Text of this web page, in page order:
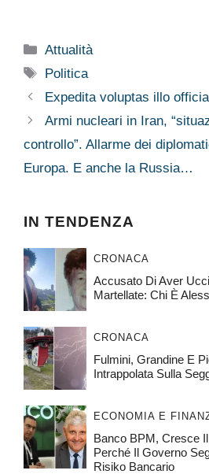
Categorie
Attualità
Tag
Politica
Expedita voluptas illo
Armi nucleari in Iran,
controllo”. Allarme dei
Europa. E anche la Russia…
IN TENDENZA
CRONACA
Accusato Di Aver
Martellate: Chi È
CRONACA
Fulmini, Grandine E
Intrappolata Sulla
ECONOMIA E
Banco BPM, Cresce
Perché Il Governo
Risiko Bancario